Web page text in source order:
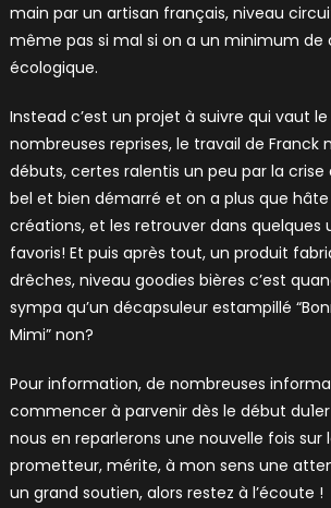
main par un artisan français, niveau
même pas si mal si on a un minimum de
écologique.
Instead c’est un projet à suivre qui vaut
nombreuses reprises, le travail de Franck
débuts, certes ralentis un peu par la crise
bel et bien démarré et on a plus que
créations, et les retrouver dans quelques
favoris! Et puis après tout, un produit
drêches, niveau goodies bières c’est
sympa qu’un décapsuleur estampillé
Mimi” non?
Pour information, de nombreuses
commencer à parvenir dès le début
nous en reparlerons une nouvelle fois sur
prometteur, mérite, à mon sens une
un grand soutien, alors restez à l’écoute !